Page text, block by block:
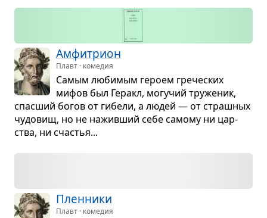
Амфит­рион
Плавт · комедия
Самым люби­мым героем гре­че­ских
мифов был Геракл, могу­чий тру­же­ник,
спас­ший богов от гибели, а людей — от страш­ных
чудо­вищ, но не нажив­ший себе самому ни цар­
ства, ни сча­стья...
Плен­ники
Плавт · комедия